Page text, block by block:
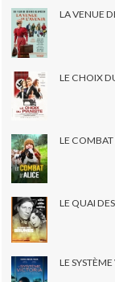
LA VENUE
LE CHOIX
LE
LE QUAI
LE